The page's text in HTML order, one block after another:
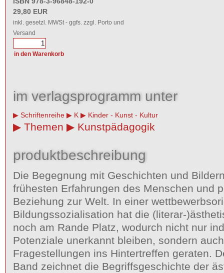
29,80 EUR
inkl. gesetzl. MWSt - ggfs. zzgl. Porto und
Versand
im verlagsprogramm unter
Schriftenreihe K Kinder - Kunst - Kultur
Themen Kunstpädagogik
produktbeschreibung
Die Begegnung mit Geschichten und
frühesten Erfahrungen des Menschen und
Beziehung zur Welt. In einer
Bildungssozialisation hat die (literar-
noch am Rande Platz, wodurch nicht nur
Potenziale unerkannt bleiben, sondern
Fragestellungen ins Hintertreffen geraten.
Band zeichnet die Begriffsgeschichte der